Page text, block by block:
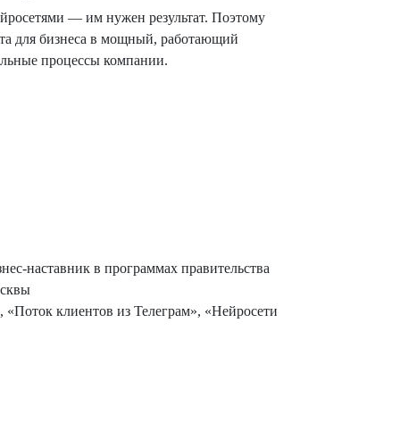
— им нужен результат. Поэтому
для бизнеса в мощный, работающий
процессы компании.
наставник в программах правительства
клиентов из Телеграм», «Нейросети